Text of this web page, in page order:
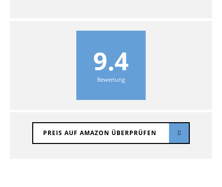
9.4
Bewertung
PREIS AUF AMAZON ÜBERPRÜFEN